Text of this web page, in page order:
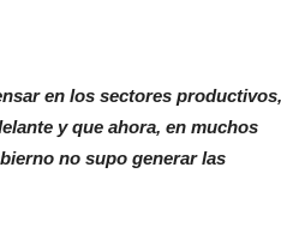
en los sectores
y que ahora, en muchos
no supo generar las